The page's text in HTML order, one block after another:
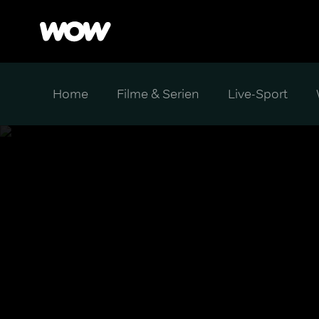
Home Filme & Serien Live-Sport